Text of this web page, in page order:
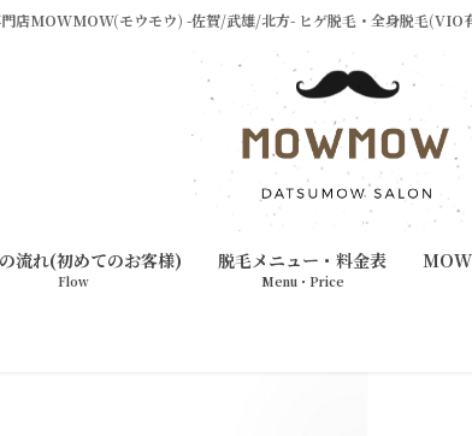
店MOWMOW(モウモウ) -佐賀/武雄/北方- ヒゲ脱毛・全身脱毛(VIO
流れ(初めてのお客様)
Flow
脱毛メニュー・料金表
Menu・Price